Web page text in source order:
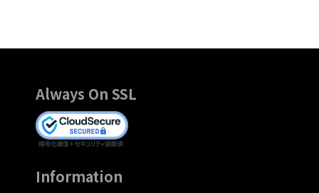
Always On SSL
Information